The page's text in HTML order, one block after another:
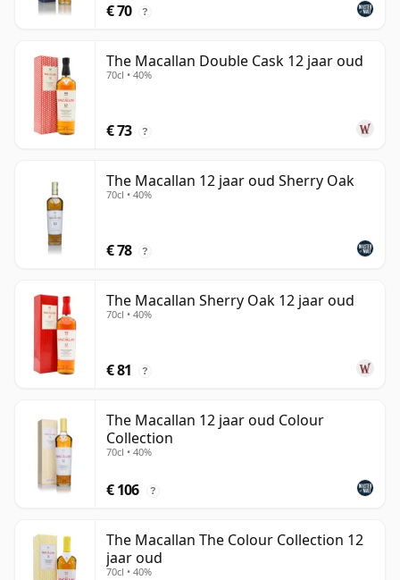
€ 70 ?
The Macallan Double Cask 12 jaar oud
70cl • 40%
€ 73 ?
The Macallan 12 jaar oud Sherry Oak
70cl • 40%
€ 78 ?
The Macallan Sherry Oak 12 jaar oud
70cl • 40%
€ 81 ?
The Macallan 12 jaar oud Colour
Collection
70cl • 40%
€ 106 ?
The Macallan The Colour Collection 12
jaar oud
70cl • 40%